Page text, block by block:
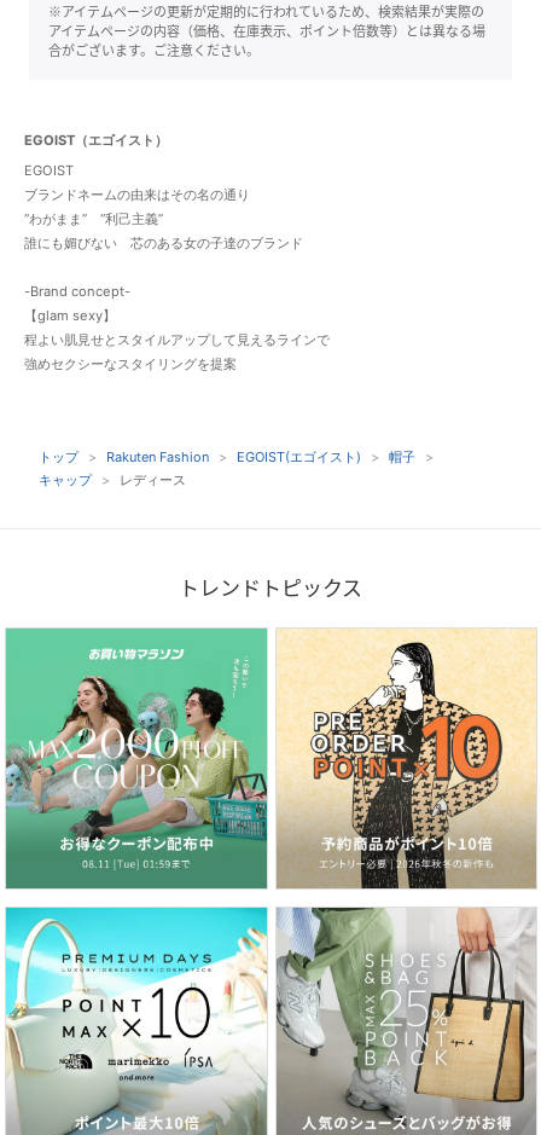
※アイテムページの更新が定期的に行われているため、検索結果が実際の
アイテムページの内容（価格、在庫表示、ポイント倍数等）とは異なる場
合がございます。ご注意ください。
EGOIST（エゴイスト）
EGOIST
ブランドネームの由来はその名の通り
“わがまま” “利己主義”
誰にも媚びない 芯のある女の子達のブランド
-Brand concept-
【glam sexy】
程よい肌見せとスタイルアップして見えるラインで
強めセクシーなスタイリングを提案
トップ Rakuten Fashion EGOIST(エゴイスト)
帽子
キャップ
レディース
トレンドトピックス